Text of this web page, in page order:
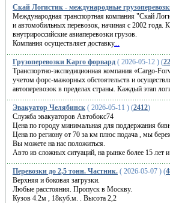
Скай Логистик - международные
Международная транспортная компания "Скай
и автомобильных перевозок, начиная с 2002 года.
внутрироссийские авиаперевозки грузов.
Компания осуществляет доставку...
Грузоперевозки Карго форвард ( 2026-05-12 ) (
Транспортно-экспедиционная компания «Cargo-
учетом форс-мажорных обстоятельств и
автоперевозок в пределах страны. Каждый этап
Эвакуатор Челябинск ( 2026-05-11 ) (2412)
Служба эвакуаторов Автобокс74
Цена по городу минимальная для поддержания
Цена по региону от 70 за км плюс подача , мы
Вы можете на нас положиться.
Авто из сложных ситуаций, на рынке более 15 лет
Перевозки до 2,5 тонн. Частник. ( 2026-05-07 ) (
Верхняя и боковая загрузки.
Любые расстояния. Пропуск в Москву.
Кузов 4.2м , 18куб.м. . Высота 2,2